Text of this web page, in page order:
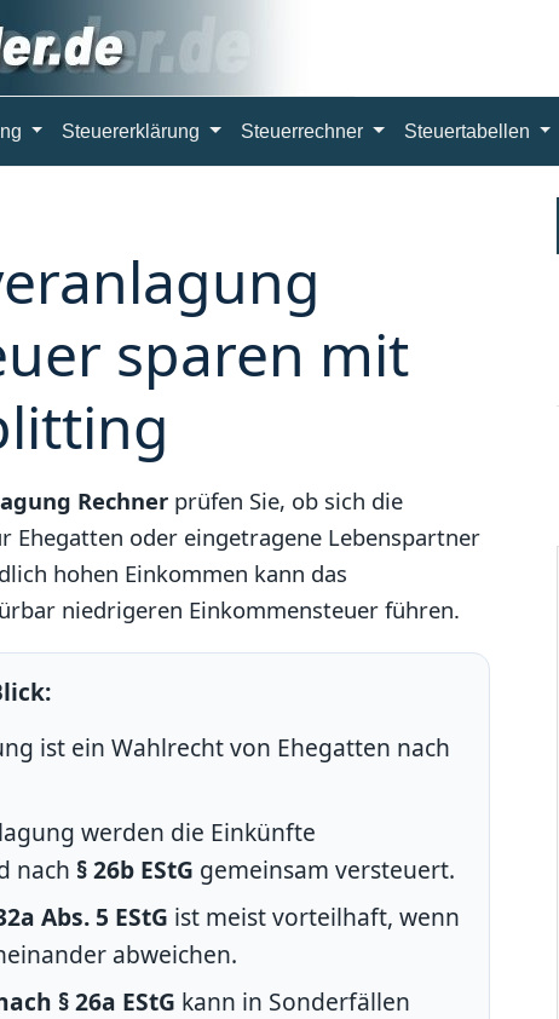
Steuererklärung Steuerrechner Steuertabellen
sparen mit
Rechner prüfen Sie, ob sich die
Ehegatten oder eingetragene Lebenspartner
hohen Einkommen kann das
niedrigeren Einkommensteuer führen.
ist ein Wahlrecht von Ehegatten nach
werden die Einkünfte
nach § 26b EStG gemeinsam versteuert.
Abs. 5 EStG ist meist vorteilhaft, wenn
abweichen.
§ 26a EStG kann in Sonderfällen